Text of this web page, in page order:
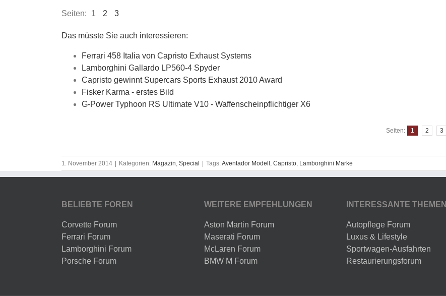
Seiten: 1 2 3
Das müsste Sie auch interessieren:
Ferrari 458 Italia von Capristo Exhaust Systems
Lamborghini Gallardo LP560-4 Spyder
Capristo gewinnt Supercars Sports Exhaust 2010 Award
Fisker Karma - erstes Bild
G-Power Typhoon RS Ultimate V10 - Waffenscheinpflichtiger X6
Seiten: 1 2 3
1. November 2014 Kategorien: Magazin, Special Tags:Aventador Modell , Capristo, Lamborghini Marke
BELIEBTE FOREN
Corvette Forum
Ferrari Forum
Lamborghini Forum
Porsche Forum
WEITERE EMPFEHLUNGEN
Aston Martin Forum
Maserati Forum
McLaren Forum
BMW M Forum
INTERESSANTE THEMEN
Autopflege Forum
Luxus & Lifestyle
Sportwagen-Ausfahrten
Restaurierungsforum